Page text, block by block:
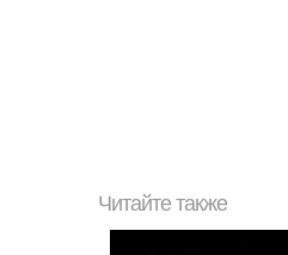
Читайте также